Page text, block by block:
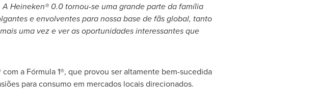
Heineken® 0.0 tornou-se uma grande parte da família
e envolventes para nossa base de fãs global, tanto
uma vez e ver as oportunidades interessantes que
a Fórmula 1®, que provou ser altamente bem-sucedida
para consumo em mercados locais direcionados.